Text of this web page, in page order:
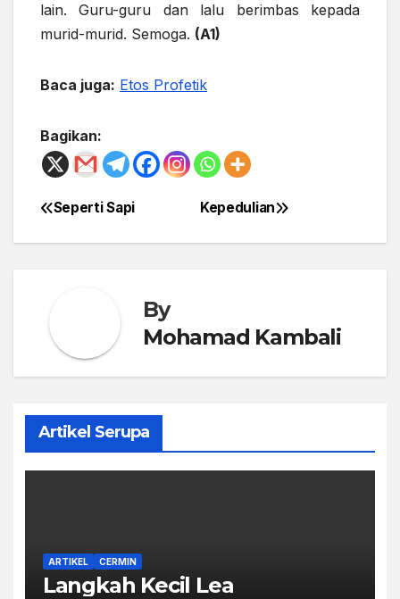
lain. Guru-guru dan lalu berimbas kepada
murid-murid. Semoga. (A1)
Baca juga: Etos Profetik
Bagikan:
Post
navigation
Kepedulian
Seperti Sapi
By
Mohamad Kambali
Artikel Serupa
ARTIKEL CERMIN
Langkah Kecil Lea